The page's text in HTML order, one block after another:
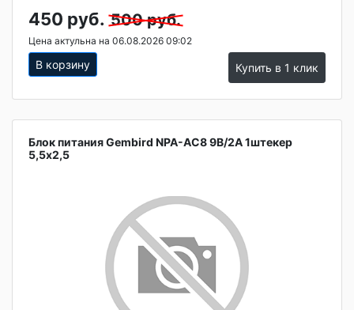
450 руб. 500 руб.
Цена актульна на 06.08.2026 09:02
В корзину Купить в 1 клик
Блок питания Gembird NPA-AC8 9В/2А 1штекер
5,5х2,5